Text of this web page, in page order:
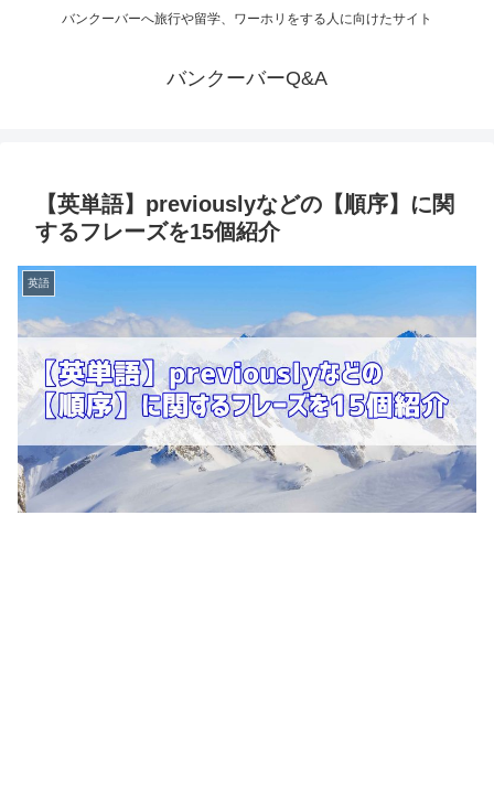
バンクーバーへ旅行や留学、ワーホリをする人に向けたサイト
バンクーバーQ&A
【英単語】previouslyなどの【順序】に関
するフレーズを15個紹介
英語